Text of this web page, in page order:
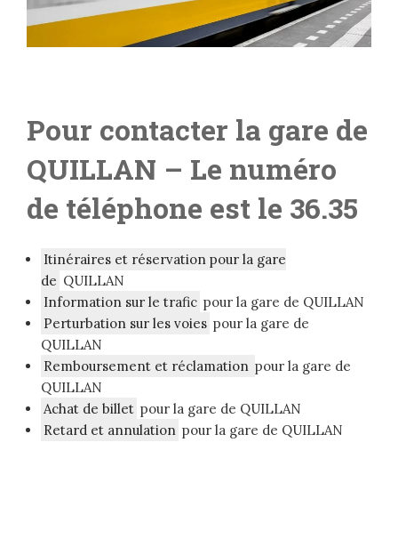
Pour contacter la gare de
QUILLAN – Le numéro
de téléphone est le 36.35
Itinéraires et réservation pour la gare
de QUILLAN
Information sur le trafic pour la gare de QUILLAN
Perturbation sur les voies pour la gare de
QUILLAN
Remboursement et réclamation pour la gare de
QUILLAN
Achat de billet pour la gare de QUILLAN
Retard et annulation pour la gare de QUILLAN